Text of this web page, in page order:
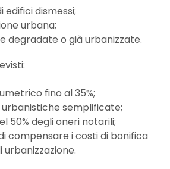
edifici dismessi;
urbana;
degradate o già urbanizzate.
fino al 35%;
semplificate;
50% degli oneri notarili;
compensare i costi di bonifica
urbanizzazione.